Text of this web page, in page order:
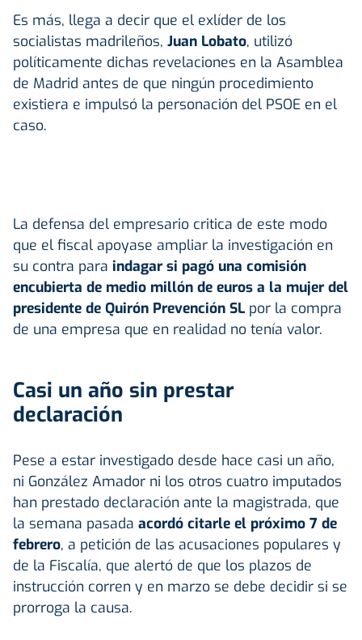
Es más, llega a decir que el exlíder de los
socialistas madrileños, Juan Lobato, utilizó
políticamente dichas revelaciones en la Asamblea
de Madrid antes de que ningún procedimiento
existiera e impulsó la personación del PSOE en el
caso.
La defensa del empresario critica de este modo
que el fiscal apoyase ampliar la investigación en
su contra para indagar si pagó una comisión
encubierta de medio millón de euros a la mujer del
presidente de Quirón Prevención SL por la compra
de una empresa que en realidad no tenía valor.
Casi un año sin prestar
declaración
Pese a estar investigado desde hace casi un año,
ni González Amador ni los otros cuatro imputados
han prestado declaración ante la magistrada, que
la semana pasada acordó citarle el próximo 7 de
febrero, a petición de las acusaciones populares y
de la Fiscalía, que alertó de que los plazos de
instrucción corren y en marzo se debe decidir si se
prorroga la causa.